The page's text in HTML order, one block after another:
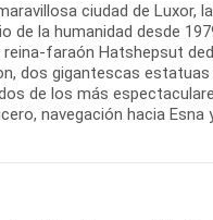
ciudad de Luxor,
de la humanidad desde
faraón Hatshepsut
dos gigantescas
de los más
navegación hacia Esna